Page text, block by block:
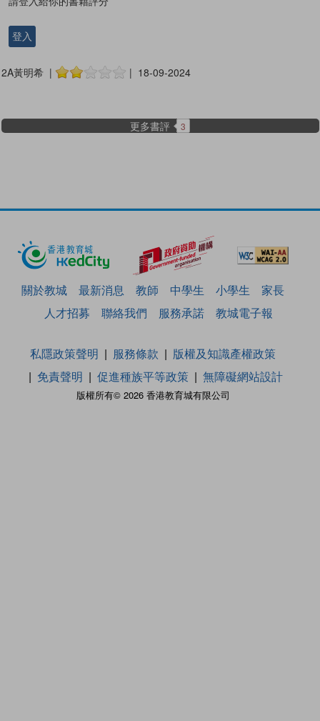
登入
2A黃明希 | | 18-09-2024
更多書評 3
關於教城 最新消息 教師 中學生 小學生
家長
人才招募
聯絡我們 服務承諾 教城電子報
版權所有© 2026 香港教育城有限公司
私隱政策聲明 服務條款
版權及知識產權政策
免責聲明
促進種族平等政策 無障礙網站設計